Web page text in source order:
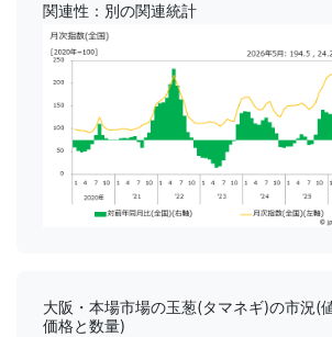
関連性：別の関連統計
大阪・本場市場の玉葱(タマネギ)の市況(
価格と数量)